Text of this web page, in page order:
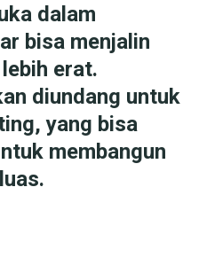
dalam
bisa menjalin
erat.
diundang untuk
yang bisa
membangun